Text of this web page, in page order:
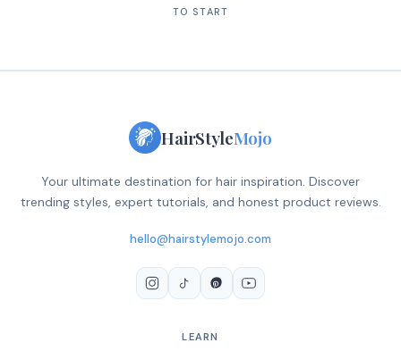
TO START
HairStyleMojo
Your ultimate destination for hair inspiration. Discover
trending styles, expert tutorials, and honest product reviews.
hello@hairstylemojo.com
LEARN